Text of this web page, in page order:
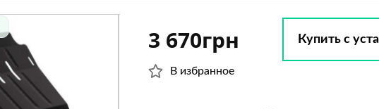
3 670грн
В избранное
Купить с